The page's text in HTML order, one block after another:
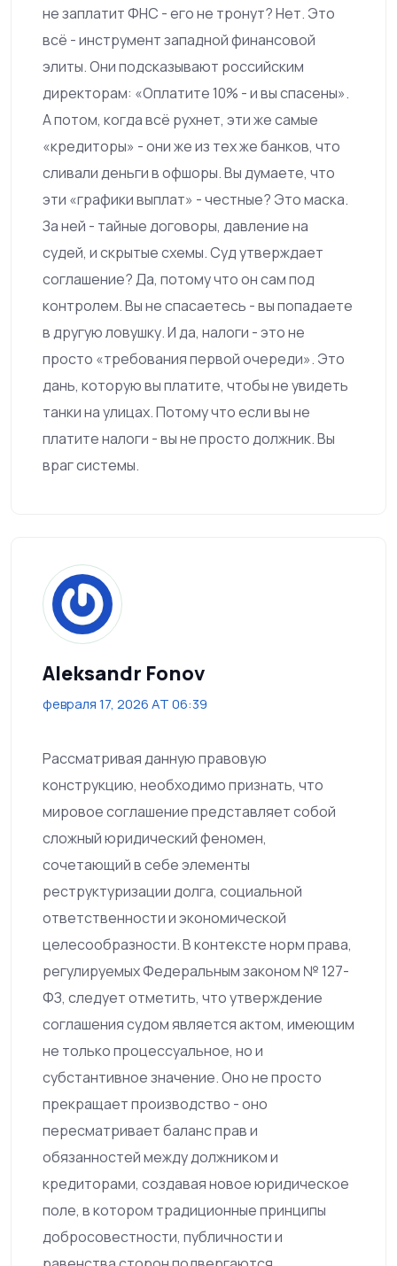
не заплатит ФНС - его не тронут? Нет. Это
всё - инструмент западной финансовой
элиты. Они подсказывают российским
директорам: «Оплатите 10% - и вы спасены».
А потом, когда всё рухнет, эти же самые
«кредиторы» - они же из тех же банков, что
сливали деньги в офшоры. Вы думаете, что
эти «графики выплат» - честные? Это маска.
За ней - тайные договоры, давление на
судей, и скрытые схемы. Суд утверждает
соглашение? Да, потому что он сам под
контролем. Вы не спасаетесь - вы попадаете
в другую ловушку. И да, налоги - это не
просто «требования первой очереди». Это
дань, которую вы платите, чтобы не увидеть
танки на улицах. Потому что если вы не
платите налоги - вы не просто должник. Вы
враг системы.
Aleksandr Fonov
февраля 17, 2026 AT 06:39
Рассматривая данную правовую
конструкцию, необходимо признать, что
мировое соглашение представляет собой
сложный юридический феномен,
сочетающий в себе элементы
реструктуризации долга, социальной
ответственности и экономической
целесообразности. В контексте норм права,
регулируемых Федеральным законом № 127-
ФЗ, следует отметить, что утверждение
соглашения судом является актом, имеющим
не только процессуальное, но и
субстантивное значение. Оно не просто
прекращает производство - оно
пересматривает баланс прав и
обязанностей между должником и
кредиторами, создавая новое юридическое
поле, в котором традиционные принципы
добросовестности, публичности и